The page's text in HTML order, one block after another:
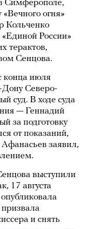
Симферополе,
огня»
Кольченко
России»
терактов,
Сенцова.
конца июля
Дону Северо-
суд. В ходе суда
— Геннадий
за подготовку
от показаний,
заявил,
выступили
17 августа
и снять